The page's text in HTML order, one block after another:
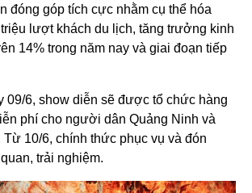
đóng góp tích cực nhằm cụ thể hóa
lượt khách du lịch, tăng trưởng kinh
14% trong năm nay và giai đoạn tiếp
09/6, show diễn sẽ được tổ chức hàng
phí cho người dân Quảng Ninh và
Từ 10/6, chính thức phục vụ và đón
trải nghiệm.